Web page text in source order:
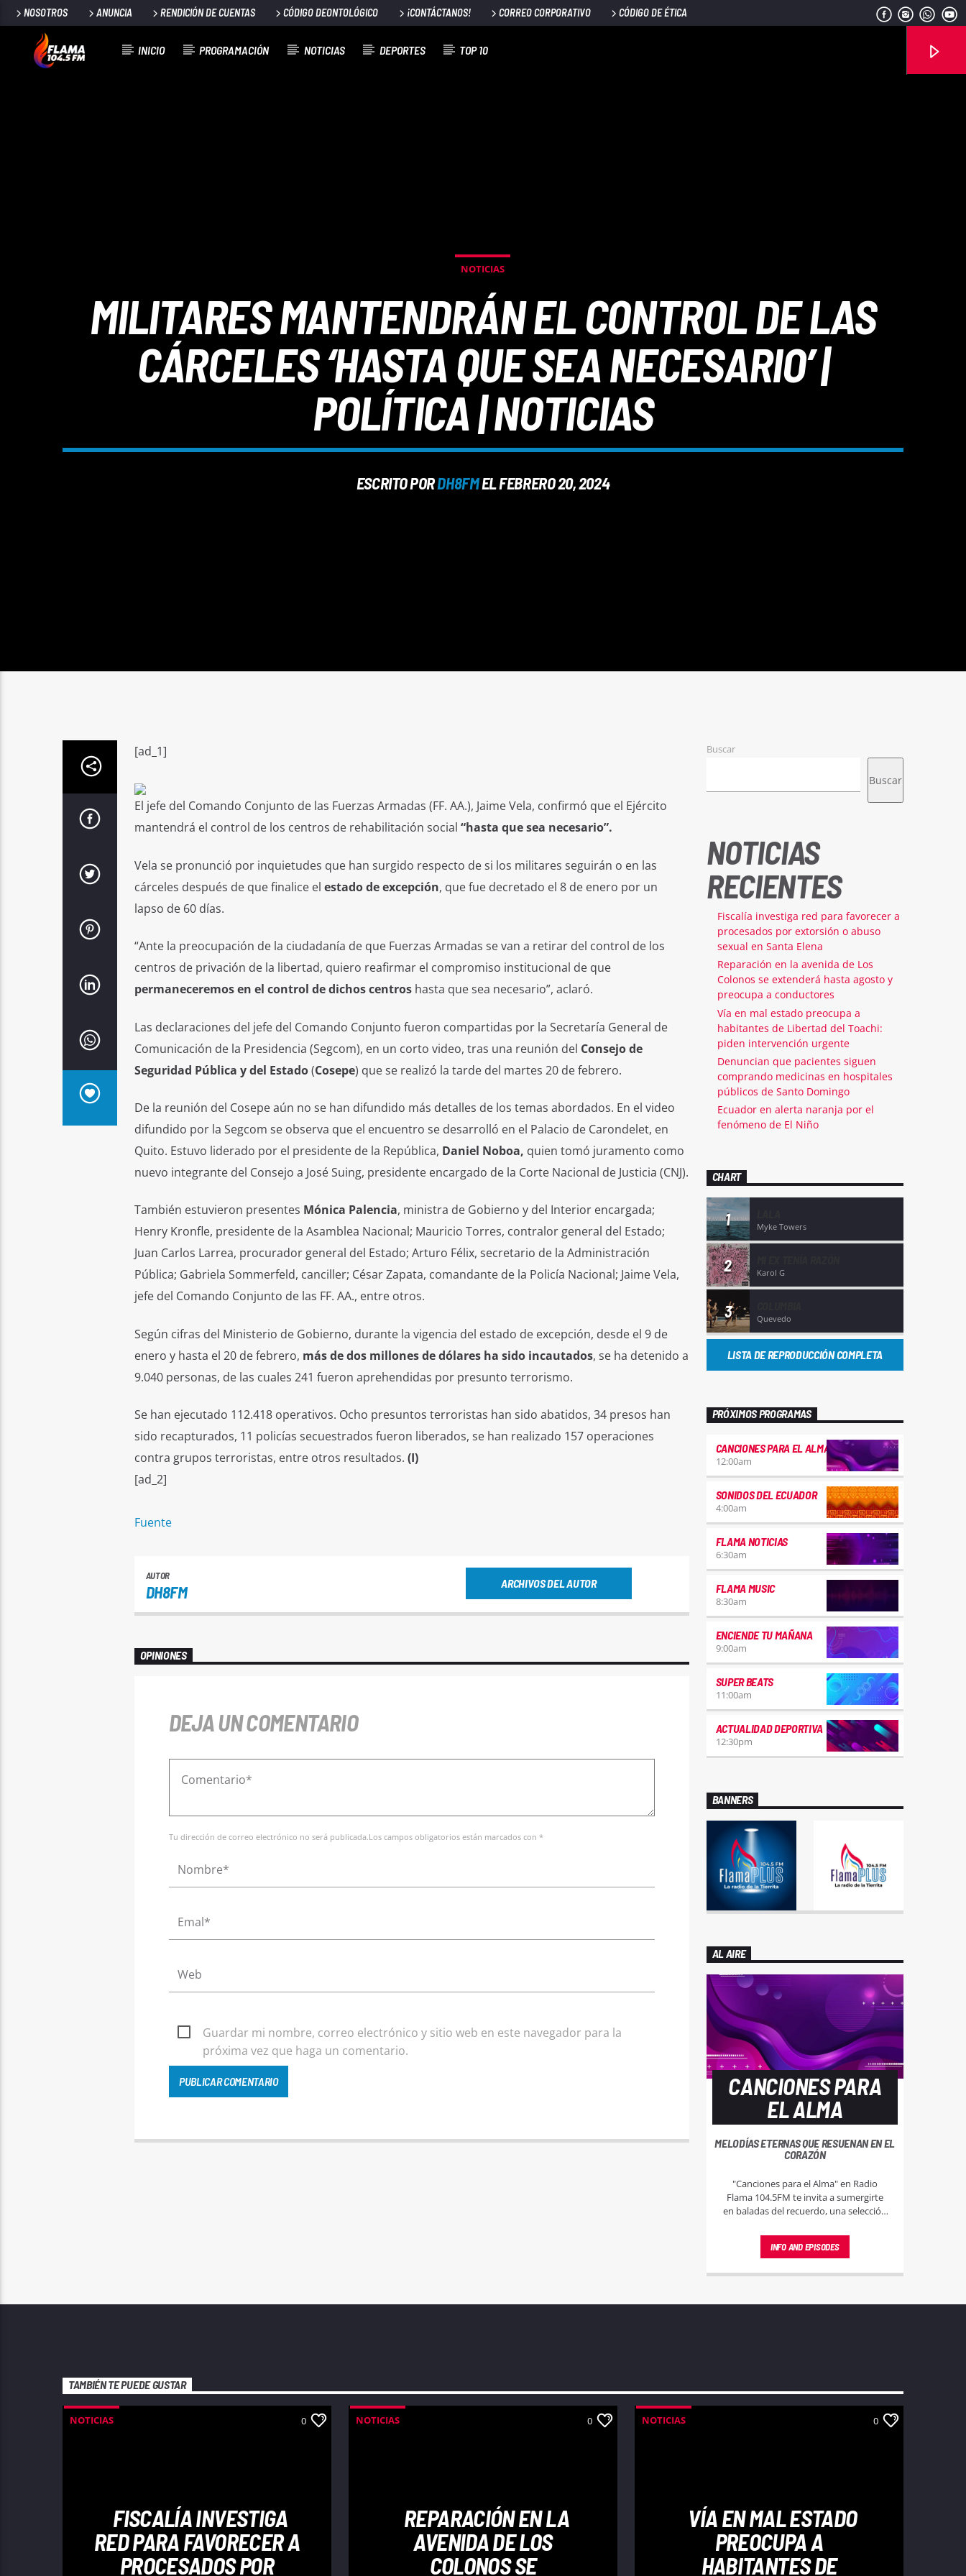
NOSOTROS ANUNCIA RENDICIÓN DE CUENTAS CÓDIGO DEONTOLÓGICO ¡CONTÁCTANOS! CORREO CORPORATIVO CÓDIGO DE ÉTICA
INICIO PROGRAMACIÓN NOTICIAS DEPORTES TOP 10
NOTICIAS
MILITARES MANTENDRÁN EL CONTROL DE LAS
CÁRCELES ‘HASTA QUE SEA NECESARIO’ |
POLÍTICA | NOTICIAS
ESCRITO PORDH8FMEL FEBRERO 20, 2024
[ad_1]
El jefe del Comando Conjunto de las Fuerzas Armadas (FF. AA.), Jaime Vela, confirmó que el Ejército
mantendrá el control de los centros de rehabilitación social “hasta que sea necesario”.
Vela se pronunció por inquietudes que han surgido respecto de si los militares seguirán o en las
cárceles después de que finalice el estado de excepción, que fue decretado el 8 de enero por un
lapso de 60 días.
“Ante la preocupación de la ciudadanía de que Fuerzas Armadas se van a retirar del control de los
centros de privación de la libertad, quiero reafirmar el compromiso institucional de que
permaneceremos en el control de dichos centroshasta que sea necesario”, aclaró.
Las declaraciones del jefe del Comando Conjunto fueron compartidas por la Secretaría General de
Comunicación de la Presidencia (Segcom), en un corto video, tras una reunión del Consejo de
Seguridad Pública y del Estado(Cosepe) que se realizó la tarde del martes 20 de febrero.
De la reunión del Cosepe aún no se han difundido más detalles de los temas abordados. En el video
difundido por la Segcom se observa que el encuentro se desarrolló en el Palacio de Carondelet, en
Quito. Estuvo liderado por el presidente de la República, Daniel Noboa, quien tomó juramento como
nuevo integrante del Consejo a José Suing, presidente encargado de la Corte Nacional de Justicia (CNJ).
También estuvieron presentes Mónica Palencia, ministra de Gobierno y del Interior encargada;
Henry Kronfle, presidente de la Asamblea Nacional; Mauricio Torres, contralor general del Estado;
Juan Carlos Larrea, procurador general del Estado; Arturo Félix, secretario de la Administración
Pública; Gabriela Sommerfeld, canciller; César Zapata, comandante de la Policía Nacional; Jaime Vela,
jefe del Comando Conjunto de las FF. AA., entre otros.
Según cifras del Ministerio de Gobierno, durante la vigencia del estado de excepción, desde el 9 de
enero y hasta el 20 de febrero, más de dos millones de dólares ha sido incautados, se ha detenido a
9.040 personas, de las cuales 241 fueron aprehendidas por presunto terrorismo.
Se han ejecutado 112.418 operativos. Ocho presuntos terroristas han sido abatidos, 34 presos han
sido recapturados, 11 policías secuestrados fueron liberados, se han realizado 157 operaciones
contra grupos terroristas, entre otros resultados. (I)
[ad_2]
Fuente
AUTOR
DH8FM ARCHIVOS DEL AUTOR
OPINIONES
DEJA UN COMENTARIO
Tu dirección de correo electrónico no será publicada.Los campos obligatorios están marcados con *
Guardar mi nombre, correo electrónico y sitio web en este navegador para la
próxima vez que haga un comentario.
Buscar
Buscar
NOTICIAS
RECIENTES
Fiscalía investiga red para favorecer a
procesados por extorsión o abuso
sexual en Santa Elena
Reparación en la avenida de Los
Colonos se extenderá hasta agosto y
preocupa a conductores
Vía en mal estado preocupa a
habitantes de Libertad del Toachi:
piden intervención urgente
Denuncian que pacientes siguen
comprando medicinas en hospitales
públicos de Santo Domingo
Ecuador en alerta naranja por el
fenómeno de El Niño
CHART
1 Myke Towers
2 Karol G
3 Quevedo
LISTA DE REPRODUCCIÓN COMPLETA
PRÓXIMOS PROGRAMAS
CANCIONES PARA EL ALMA
12:00am
SONIDOS DEL ECUADOR
4:00am
FLAMA NOTICIAS
6:30am
FLAMA MUSIC
8:30am
ENCIENDE TU MAÑANA
9:00am
SUPER BEATS
11:00am
ACTUALIDAD DEPORTIVA
12:30pm
BANNERS
AL AIRE
CANCIONES PARA
EL ALMA
MELODÍAS ETERNAS QUE RESUENAN EN EL
CORAZÓN
"Canciones para el Alma" en Radio
Flama 104.5FM te invita a sumergirte
en baladas del recuerdo, una selección
que desean revivir momentos mágicos
a través de las melodías que marcaron
INFO AND EPISODES
TAMBIÉN TE PUEDE GUSTAR
NOTICIAS 0
FISCALÍA INVESTIGA
RED PARA FAVORECER A
PROCESADOS POR
NOTICIAS 0
REPARACIÓN EN LA
AVENIDA DE LOS
COLONOS SE
NOTICIAS 0
VÍA EN MAL ESTADO
PREOCUPA A
HABITANTES DE